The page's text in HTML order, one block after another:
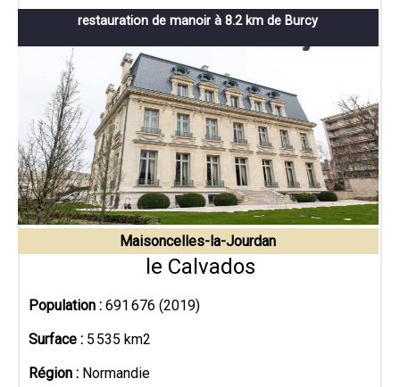
restauration de manoir à 8.2 km de Burcy
Maisoncelles-la-Jourdan
le Calvados
Population : 691 676 (2019)
Surface : 5 535 km2
Région : Normandie